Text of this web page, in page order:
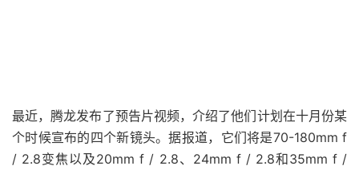
最近，腾龙发布了预告片视频，介绍了他们计划在十月份某
个时候宣布的四个新镜头。据报道，它们将是70-180mm f
/ 2.8变焦以及20mm f / 2.8、24mm f / 2.8和35mm f /